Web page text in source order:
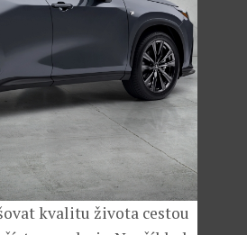
kvalitu života cestou